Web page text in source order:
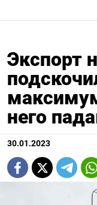
Экспорт
него
30.01.2023